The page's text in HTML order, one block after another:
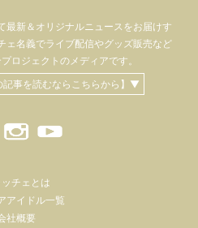
最新＆オリジナルニュースをお届けす
ェ名義でライブ配信やグッズ販売など
ロジェクトのメディアです。
記事を読むならこちらから】▼
チェとは
アイドル一覧
社概要